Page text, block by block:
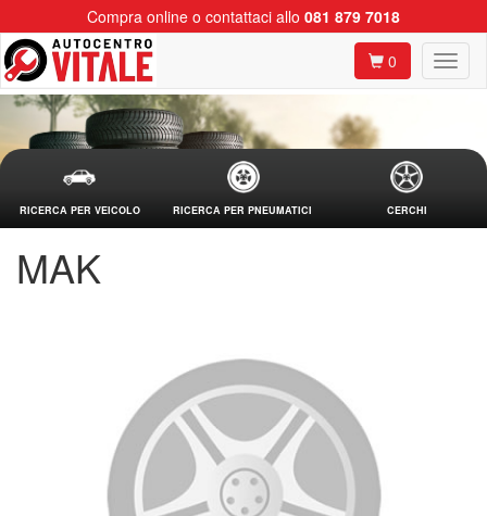
Compra online o contattaci allo 081 879 7018
0
RICERCA PER VEICOLO RICERCA PER PNEUMATICI CERCHI
MAK